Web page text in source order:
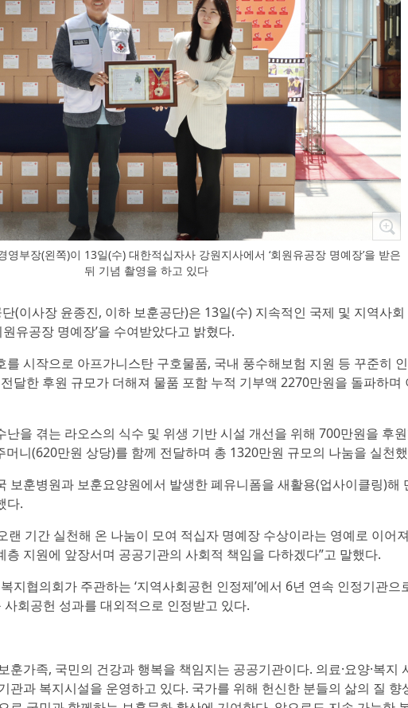
영부장(왼쪽)이 13일(수) 대한적십자사 강원지사에서 ‘회원유공장 명예장’을 받은
뒤 기념 촬영을 하고 있다
(이사장 윤종진, 이하 보훈공단)은 13일(수) 지속적인 국제 및 지역사
유공장 명예장’을 수여받았다고 밝혔다.
시작으로 아프가니스탄 구호물품, 국내 풍수해보험 지원 등 꾸준히
달한 후원 규모가 더해져 물품 포함 누적 기부액 2270만원을 돌파하며
을 겪는 라오스의 식수 및 위생 기반 시설 개선을 위해 700만원을 후
니(620만원 상당)를 함께 전달하며 총 1320만원 규모의 나눔을 실천
보훈병원과 보훈요양원에서 발생한 폐유니폼을 새활용(업사이클링)해
다.
랜 기간 실천해 온 나눔이 모여 적십자 명예장 수상이라는 영예로 이어
지원에 앞장서며 공공기관의 사회적 책임을 다하겠다”고 말했다.
지협의회가 주관하는 ‘지역사회공헌 인정제’에서 6년 연속 인정기관으
회공헌 성과를 대외적으로 인정받고 있다.
가족, 국민의 건강과 행복을 책임지는 공공기관이다. 의료·요양·복지
관과 복지시설을 운영하고 있다. 국가를 위해 헌신한 분들의 삶의 질 향